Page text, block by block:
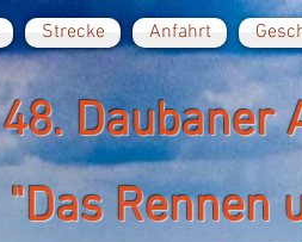
Strecke Anfahrt
48. Daubaner
"Das Rennen